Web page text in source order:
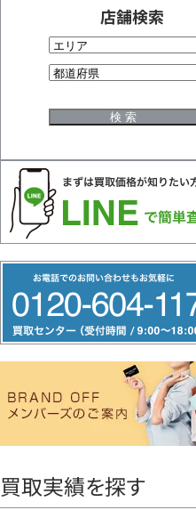
店舗検索
リ
ー
ヤ
買取実績を探す